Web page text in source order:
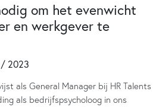
om het evenwicht
en werkgever te
2023
als General Manager bij HR Talents
als bedrijfspsycholoog in ons